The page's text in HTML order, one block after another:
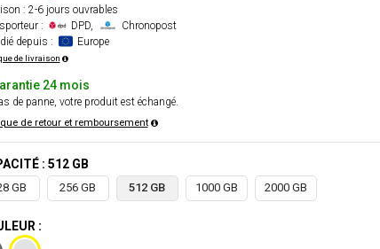
: 2-6 jours ouvrables
:
DPD,
Chronopost
depuis :
Europe
de livraison
24 mois
de panne, votre produit est échangé.
de retour et remboursement
: 512 GB
GB 256 GB 512 GB 1000 GB 2000 GB
: